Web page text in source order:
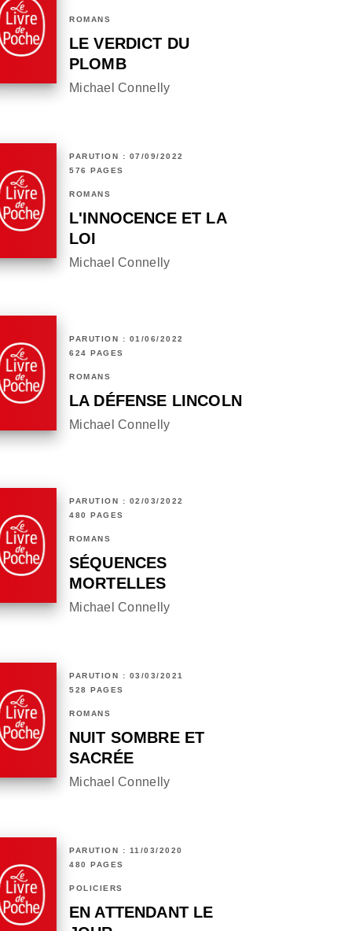
ROMANS
LE VERDICT DU
PLOMB
Michael Connelly
PARUTION : 07/09/2022
576 PAGES
ROMANS
L'INNOCENCE ET LA
LOI
Michael Connelly
PARUTION : 01/06/2022
624 PAGES
ROMANS
LA DÉFENSE LINCOLN
Michael Connelly
PARUTION : 02/03/2022
480 PAGES
ROMANS
SÉQUENCES
MORTELLES
Michael Connelly
PARUTION : 03/03/2021
528 PAGES
ROMANS
NUIT SOMBRE ET
SACRÉE
Michael Connelly
PARUTION : 11/03/2020
480 PAGES
POLICIERS
EN ATTENDANT LE